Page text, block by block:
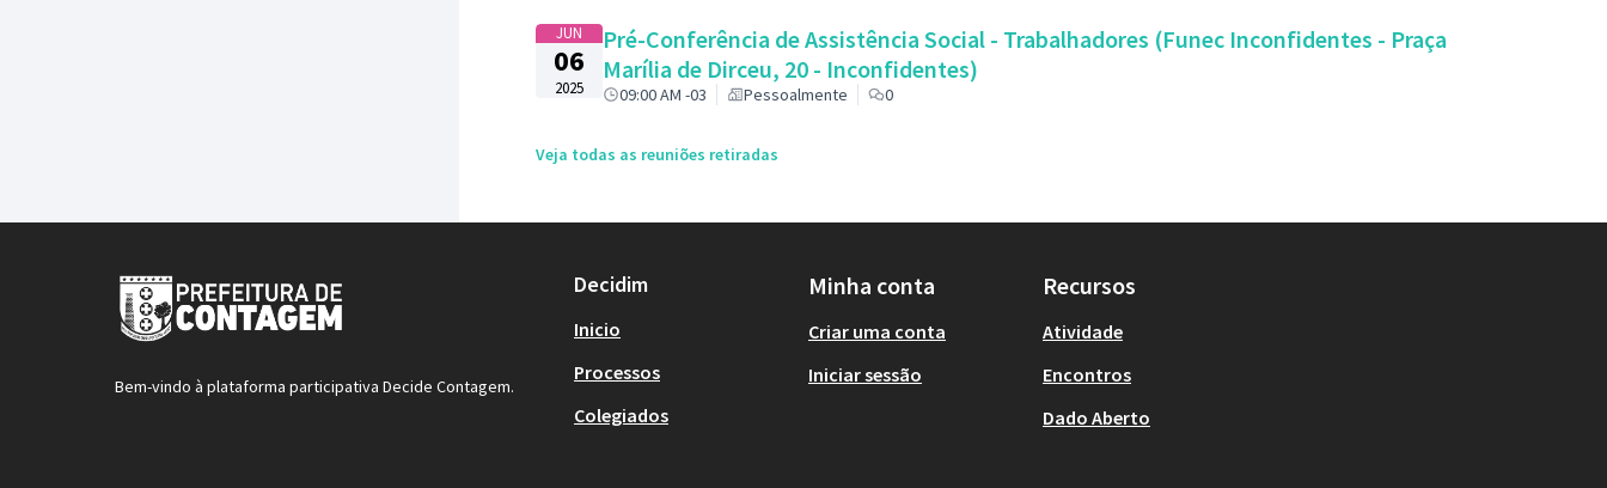
JUN
06
2025
Pré-Conferência de Assistência Social - Trabalhadores (Funec Inconfidentes - Praça
Marília de Dirceu, 20 - Inconfidentes)
09:00 AM -03 Pessoalmente 0
Veja todas as reuniões retiradas
Bem-vindo à plataforma participativa Decide Contagem.
Decidim
Inicio
Processos
Colegiados
Minha conta
Criar uma conta
Iniciar sessão
Recursos
Atividade
Encontros
Dado Aberto